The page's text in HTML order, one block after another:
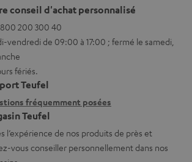
conseil d'achat personnalisé
200 300 40
vendredi de 09:00 à 17:00 ; fermé le samedi,
fériés.
Teufel
fréquemment posées
Teufel
l’expérience de nos produits de près et
vous conseiller personnellement dans nos